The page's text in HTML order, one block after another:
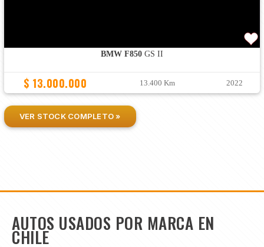
BMW F850GS II
$ 13.000.000 13.400 Km 2022
VER STOCK COMPLETO »
AUTOS USADOS POR MARCA EN
CHILE